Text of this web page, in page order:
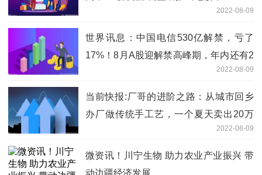
2022-08-09
世界讯息：中国电信530亿解禁，亏了
17%！8月A股迎解禁高峰期，年内还有2
2022-08-09
当前快报:厂哥的进阶之路：从城市回乡
办厂做传统手工艺，一个夏天卖出20万
2022-08-09
微资讯！川宁生物 助力农业产业振兴 带
动边疆经济发展